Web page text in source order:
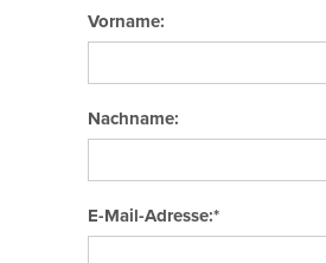
Vorname:
Nachname:
E-Mail-Adresse:*